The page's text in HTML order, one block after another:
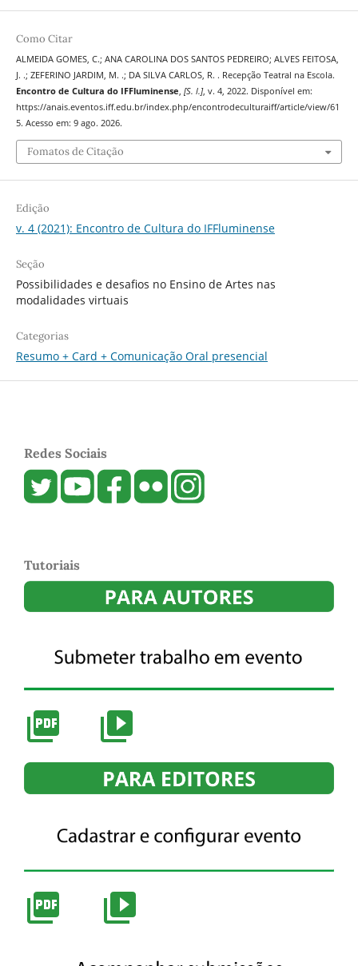
Como Citar
ALMEIDA GOMES, C.; ANA CAROLINA DOS SANTOS PEDREIRO; ALVES FEITOSA,
J. .; ZEFERINO JARDIM, M. .; DA SILVA CARLOS, R. . Recepção Teatral na Escola.
Encontro de Cultura do IFFluminense, [S. l.], v. 4, 2022. Disponível em:
https://anais.eventos.iff.edu.br/index.php/encontrodeculturaiff/article/view/61
5. Acesso em: 9 ago. 2026.
Fomatos de Citação
Edição
v. 4 (2021): Encontro de Cultura do IFFluminense
Seção
Possibilidades e desafios no Ensino de Artes nas
modalidades virtuais
Categorias
Resumo + Card + Comunicação Oral presencial
Redes Sociais
Tutoriais